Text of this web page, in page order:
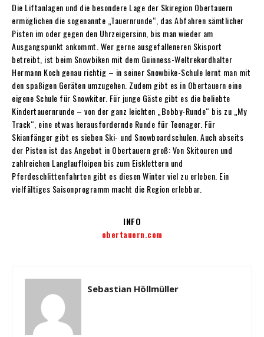
Die Liftanlagen und die besondere Lage der Skiregion Obertauern
ermöglichen die sogenannte „Tauernrunde“, das Abfahren sämtlicher
Pisten im oder gegen den Uhrzeigersinn, bis man wieder am
Ausgangspunkt ankommt. Wer gerne ausgefalleneren Skisport
betreibt, ist beim Snowbiken mit dem Guinness-Weltrekordhalter
Hermann Koch genau richtig – in seiner Snowbike-Schule lernt man mit
den spaßigen Geräten umzugehen. Zudem gibt es in Obertauern eine
eigene Schule für Snowkiter. Für junge Gäste gibt es die beliebte
Kindertauernrunde – von der ganz leichten „Bobby-Runde“ bis zu „My
Track“, eine etwas herausfordernde Runde für Teenager. Für
Skianfänger gibt es sieben Ski- und Snowboardschulen. Auch abseits
der Pisten ist das Angebot in Obertauern groß: Von Skitouren und
zahlreichen Langlaufloipen bis zum Eisklettern und
Pferdeschlittenfahrten gibt es diesen Winter viel zu erleben. Ein
vielfältiges Saisonprogramm macht die Region erlebbar.
INFO
obertauern.com
Sebastian Höllmüller